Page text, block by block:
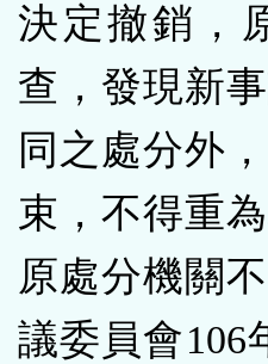
決定撤銷，
查，發現新
同之處分外
束，不得重
原處分機關
議委員會106